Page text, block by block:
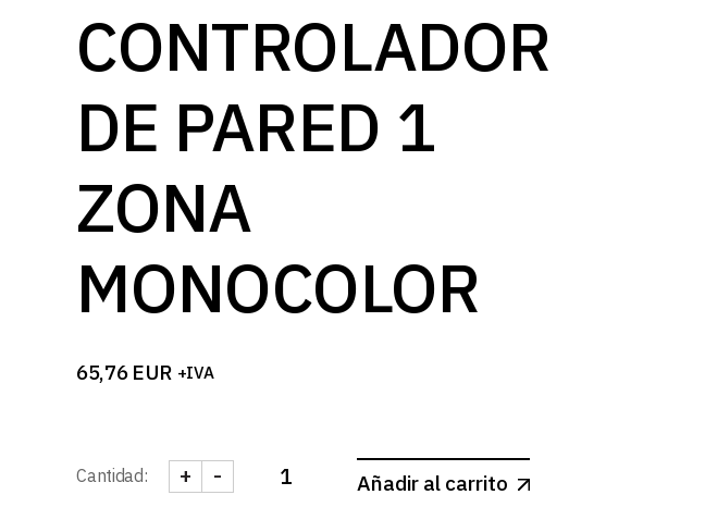
FAQs
Proyectos
Zona de inspiración
Blog
contraseña
CONTROLADOR
DE PARED 1
ZONA
MONOCOLOR
65,76 EUR +IVA
Cantidad: CONTROLADOR DE PARED 1 ZONA MONOCOLOR cantidad
-
+ Añadir al carrito